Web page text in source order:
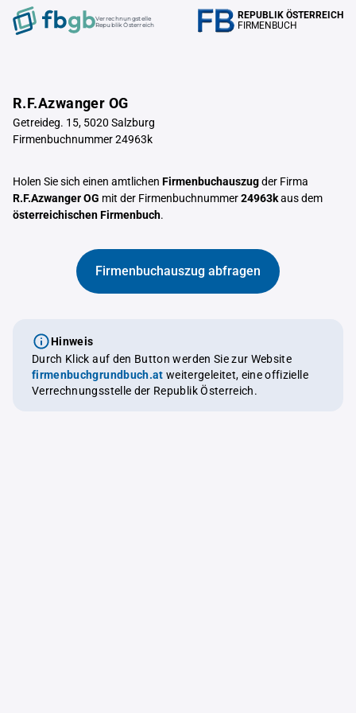
Verrechnungstelle
Republik Österreich
REPUBLIK ÖSTERREICH
FIRMENBUCH
R.F.Azwanger OG
Getreideg. 15, 5020 Salzburg
Firmenbuchnummer 24963k
Holen Sie sich einen amtlichen Firmenbuchauszugder Firma
R.F.Azwanger OG mit der Firmenbuchnummer24963kaus dem
österreichischen Firmenbuch.
Firmenbuchauszug abfragen
Hinweis
Durch Klick auf den Button werden Sie zur Website
firmenbuchgrundbuch.at weitergeleitet, eine offizielle
Verrechnungsstelle der Republik Österreich.